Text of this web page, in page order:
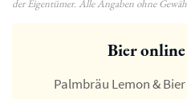
der Eigentümer. Alle Angaben ohne
Bier
Palmbräu Lemon &